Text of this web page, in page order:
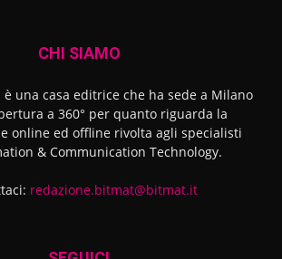
CHI SIAMO
è una casa editrice che ha sede a Milano
a 360° per quanto riguarda la
online ed offline rivolta agli specialisti
& Communication Technology.
redazione.bitmat@bitmat.it